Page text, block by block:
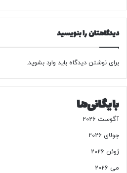
و
ش
ز
ل
ب
ب
ا
ی
ه
م
ت
ادیدگاهتان را بنویسید
برای نوشتن دیدگاه باید وارد بشوید.
بایگانی‌ها
آگوست 2026
جولای 2026
ژوئن 2026
می 2026